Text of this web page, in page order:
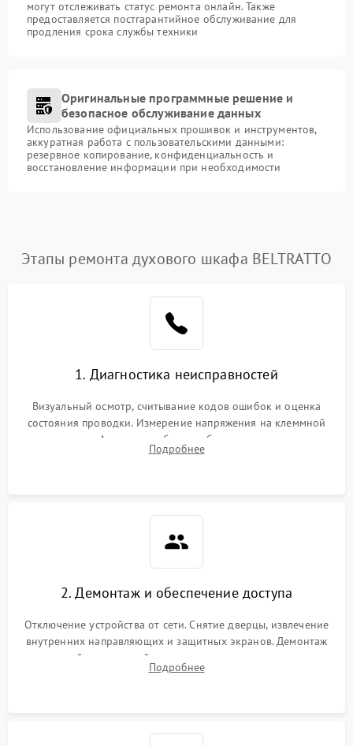
могут отслеживать статус ремонта онлайн. Также
предоставляется постгарантийное обслуживание для
продления срока службы техники
Оригинальные программные решение и
безопасное обслуживание данных
Использование официальных прошивок и инструментов,
аккуратная работа с пользовательскими данными:
резервное копирование, конфиденциальность и
восстановление информации при необходимости
Этапы ремонта духового шкафа BELTRATTO
1. Диагностика неисправностей
Визуальный осмотр, считывание кодов ошибок и оценка
состояния проводки. Измерение напряжения на клеммной
колодке. Анализ жалоб на проблемы с нагревом,
конвекцией, панелью управления или блокировкой дверцы.
Подробнее
2. Демонтаж и обеспечение доступа
Отключение устройства от сети. Снятие дверцы, извлечение
внутренних направляющих и защитных экранов. Демонтаж
задней или верхней панели для прямого доступа к
нагревательным элементам, плате и вентиляторам.
Подробнее